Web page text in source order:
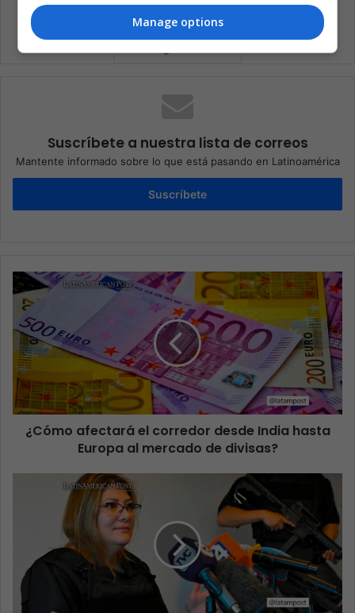
Suscríbete a nuestra lista de correos
Mantente informado sobre lo que está pasando en Latinoamérica
Suscríbete
¿Cómo afectará el corredor desde India hasta
Europa al mercado de divisas?
Manage options